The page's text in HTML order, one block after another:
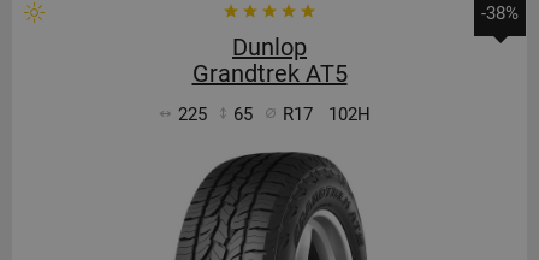
-38%
Dunlop
Grandtrek AT5
225 65 R17 102H